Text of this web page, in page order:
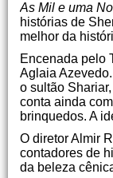
As Mil e uma
histórias de
melhor da
Encenada pelo
Aglaia
o sultão
conta ainda
brinquedos. A
O diretor Almir
contadores de
da beleza